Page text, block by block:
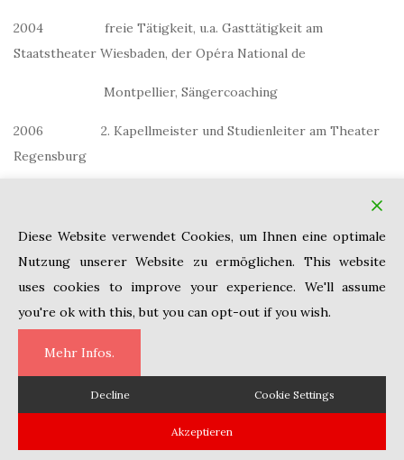
2004 freie Tätigkeit, u.a. Gasttätigkeit am
Staatstheater Wiesbaden, der Opéra National de
Montpellier, Sängercoaching
2006 2. Kapellmeister und Studienleiter am Theater
Regensburg
2012 Studienleiter an der Oper Köln
Copyright © 2010 Internationale Akademie für Musik Köln Theme von
Diese Website verwendet Cookies, um Ihnen eine optimale
Nutzung unserer Website zu ermöglichen. This website
uses cookies to improve your experience. We'll assume
you're ok with this, but you can opt-out if you wish.
Mehr Infos.
Decline Cookie Settings
Akzeptieren